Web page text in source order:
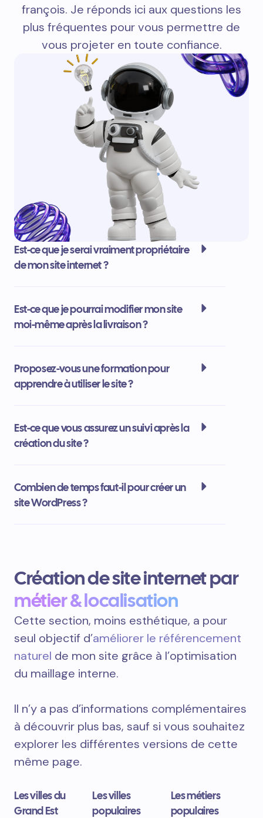
françois. Je réponds ici aux questions les
plus fréquentes pour vous permettre de
vous projeter en toute confiance.
Est-ce que je serai vraiment propriétaire
de mon site internet ?
Est-ce que je pourrai modifier mon site
moi-même après la livraison ?
Proposez-vous une formation pour
apprendre à utiliser le site ?
Est-ce que vous assurez un suivi après la
création du site ?
Combien de temps faut-il pour créer un
site WordPress ?
Création de site internet par
métier & localisation
Cette section, moins esthétique, a pour
seul objectif d’améliorer le référencement
naturel de mon site grâce à l’optimisation
du maillage interne.
Il n’y a pas d’informations complémentaires
à découvrir plus bas, sauf si vous souhaitez
explorer les différentes versions de cette
même page.
Les villes du
Grand Est
Les villes
populaires
Les métiers
populaires